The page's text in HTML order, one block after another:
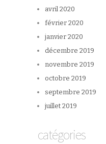
avril 2020
février 2020
janvier 2020
décembre 2019
novembre 2019
octobre 2019
septembre 2019
juillet 2019
catégories